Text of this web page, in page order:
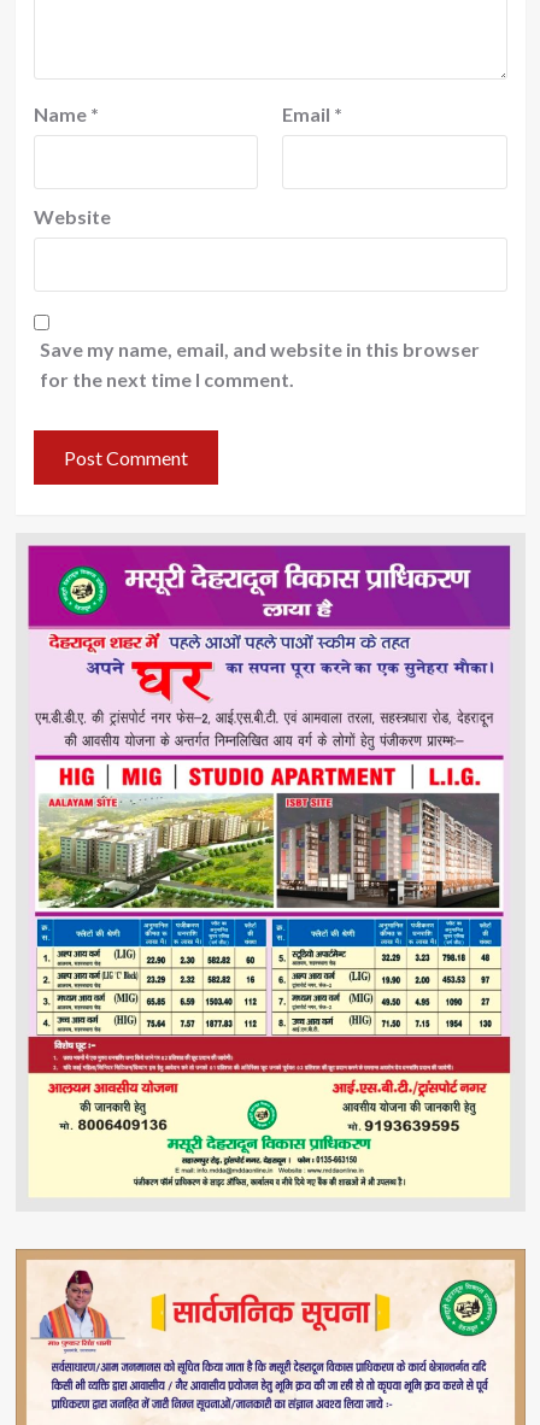
Name * Email *
Website
Save my name, email, and website in this browser
for the next time I comment.